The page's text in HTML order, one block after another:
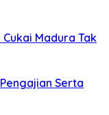
Madura Tak
Serta